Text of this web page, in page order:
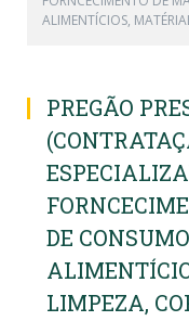
ALIMENTÍCIOS,
PREGÃO
DE
LIMPEZA,